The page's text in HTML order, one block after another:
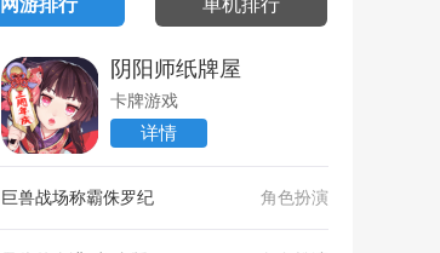
网游排行 单机排行
阴阳师纸牌屋
卡牌游戏
详情
巨兽战场称霸侏罗纪 角色扮演